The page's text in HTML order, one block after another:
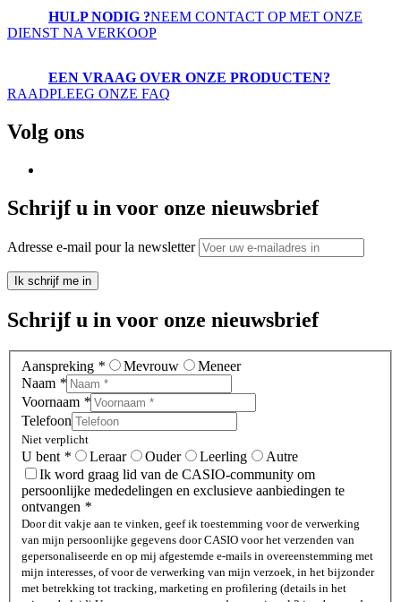
HULP NODIG ?NEEM CONTACT OP MET ONZE
DIENST NA VERKOOP
EEN VRAAG OVER ONZE PRODUCTEN?
RAADPLEEG ONZE FAQ
Volg ons
Schrijf u in voor onze nieuwsbrief
Adresse e-mail pour la newsletter
Ik schrijf me in
Schrijf u in voor onze nieuwsbrief
Aanspreking * Mevrouw
Meneer
Naam *
Voornaam *
Telefoon
Niet verplicht
U bent * Leraar Ouder Leerling
Autre
Ik word graag lid van de CASIO-community om
persoonlijke mededelingen en exclusieve aanbiedingen te
ontvangen *
Door dit vakje aan te vinken, geef ik toestemming voor de verwerking
van mijn persoonlijke gegevens door CASIO voor het verzenden van
gepersonaliseerde en op mij afgestemde e-mails in overeenstemming met
mijn interesses, of voor de verwerking van mijn verzoek, in het bijzonder
met betrekking tot tracking, marketing en profilering (details in het